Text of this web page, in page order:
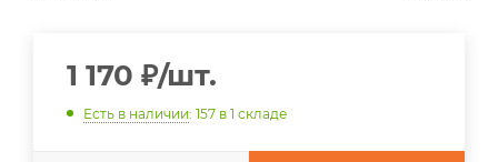
1 170 ₽/шт.
Есть в наличии: 157 в 1 складе